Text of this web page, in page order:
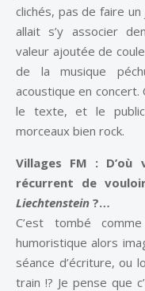
clichés, pas de faire
allait s’y associer
valeur ajoutée de
de la musique
acoustique en concert.
le texte, et le
morceaux bien rock.
Villages FM : D’où
récurrent de
Liechtenstein ?…
C’est tombé
humoristique alors
séance d’écriture, ou
train !? Je pense que